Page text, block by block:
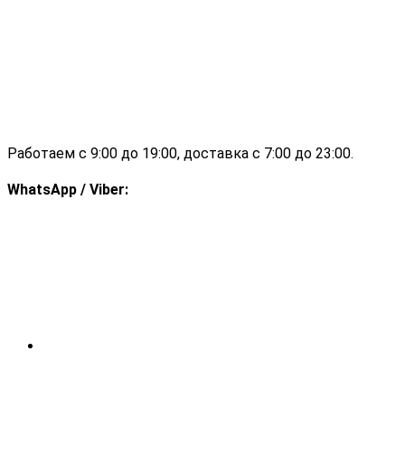
Работаем с 9:00 до 19:00, доставка с 7:00 до 23:00.
WhatsApp / Viber: